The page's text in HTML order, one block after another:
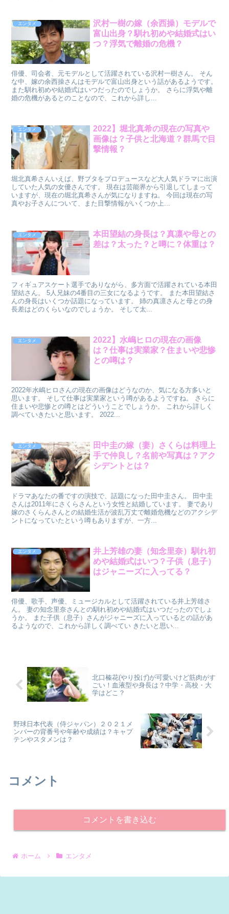
エンタメ
沢村一樹の嫁（余西操）モデルで
富山出身？馴れ初めや結婚式はい
つ？浮気で離婚の危機？
俳優、司会者、元モデルとして活躍されている沢村一樹さん。 そん
な中、嫁の余西操さんはモデルで富山出身という話があるようです。
また馴れ初めや結婚式はいつだったのでしょうか。 さらに浮気や離
婚の危機があるとのことなので、これから詳し...
エンタメ
2022】堀北真希の現在の写真や
画像は？子供と北海道？群馬で目
撃情報？
堀北真希さんいえば、野ブタをプロデュースなど大人気ドラマに出演
していた人気の女優さんです。 現在は芸能界から引退してしまって
いますが、現在の堀北真希さんが気になりますね。 今回は現在の写
真やお子さんについて、また目撃情報がいくつか上...
エンタメ
本田望結の身長は？真凛や母との
差は？太った？と噂に？体重は？
フィギュアスケート選手でありながら、多方面で活躍されている本田
望結さん。 5人兄妹の4番目の三女になるようです。 また本田望結さ
んの身長はいくつか話題になっています。 姉の真凛さんと母との身
長差はどのくらいなのでしょうか。 そして太...
エンタメ
2022】水嶋ヒロの現在の画像
は？仕事は実業家？住まいや悲惨
との噂は？
2022年水嶋ヒロさんの現在の画像はどうなのか、気になる方多いと
思います。 そして仕事は実業家という噂があるようですね。 さらに
住まいや悲惨との噂とはどういうことでしょうか。 これから詳しく
調べていきたいと思います。 2022...
エンタメ
田中圭の嫁（妻）さくらは料理上
手で仲良し？名前や写真は？アク
シデントとは？
ドラマあなたの番ですの演技で、話題になった田中圭さん。 田中圭
さんは2011年にさくらさんという女性と結婚しています。 妻であり
嫁のさくらんさんとの結婚生活が波乱万丈で離婚危機などのアクシデ
ントになっていたという噂もありますが、一方...
エンタメ
井上芳雄の妻（知念里奈）馴れ初
めや結婚式はいつ？子供（息子）
はジャニーズに入ってる？
俳優、歌手、声優、ミュージカルとして活躍されている井上芳雄さ
ん。 妻の知念里奈さんとの馴れ初めや結婚式はいつだったのでしょ
うか。 また子供（息子）さんがジャニーズに入っているとの話があ
るようなので、これから詳しく調べてい きたいと思い...
北口榛花(やり投げ)が可愛いけど筋肉がす
ごい！血液型や身長は？中学・高校・大
学はどこ？
野球日本代表（侍ジャパン）２０２１メ
ンバーの背番号や年齢や成績は？キャプ
テンやスタメンは？
コメント
コメントを書き込む
ホーム エンタメ